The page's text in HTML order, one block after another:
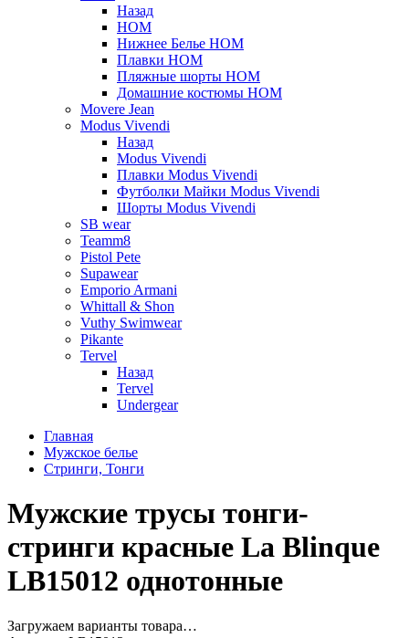
Назад
HOM
Нижнее Белье HOM
Плавки HOM
Пляжные шорты HOM
Домашние костюмы HOM
Movere Jean
Modus Vivendi
Назад
Modus Vivendi
Плавки Modus Vivendi
Футболки Майки Modus Vivendi
Шорты Modus Vivendi
SB wear
Teamm8
Pistol Pete
Supawear
Emporio Armani
Whittall & Shon
Vuthy Swimwear
Pikante
Tervel
Назад
Tervel
Undergear
Главная
Мужское белье
Стринги, Тонги
Мужские трусы тонги-
стринги красные La Blinque
LB15012 однотонные
Загружаем варианты товара…